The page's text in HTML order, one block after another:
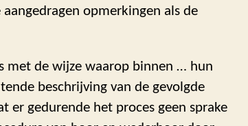
opmerkingen als de
met de wijze waarop binnen … hun
beschrijving van de gevolgde
er gedurende het proces geen sprake